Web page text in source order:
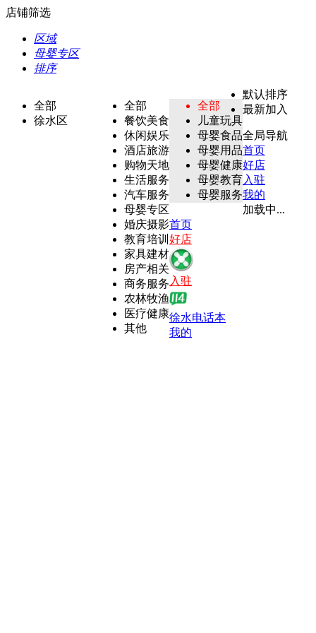
店铺筛选
区域
母婴专区
排序
全部
徐水区
全部
餐饮美食
休闲娱乐
酒店旅游
购物天地
生活服务
汽车服务
母婴专区
婚庆摄影
教育培训
家具建材
房产相关
商务服务
农林牧渔
医疗健康
其他
全部
儿童玩具
母婴食品
母婴用品
母婴健康
母婴教育
母婴服务
默认排序
最新加入
全局导航
首页
好店
入驻
我的
加载中...
首页
好店
入驻
徐水电话本
我的